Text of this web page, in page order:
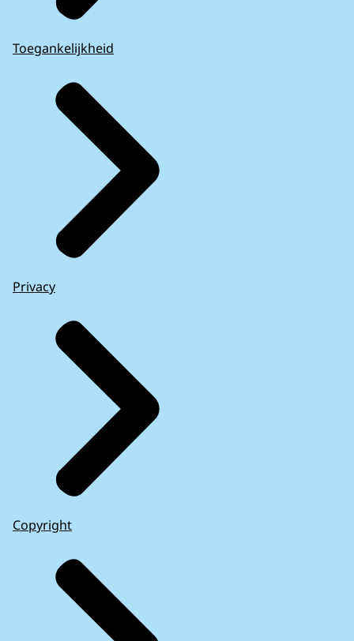
Toegankelijkheid
Privacy
Copyright